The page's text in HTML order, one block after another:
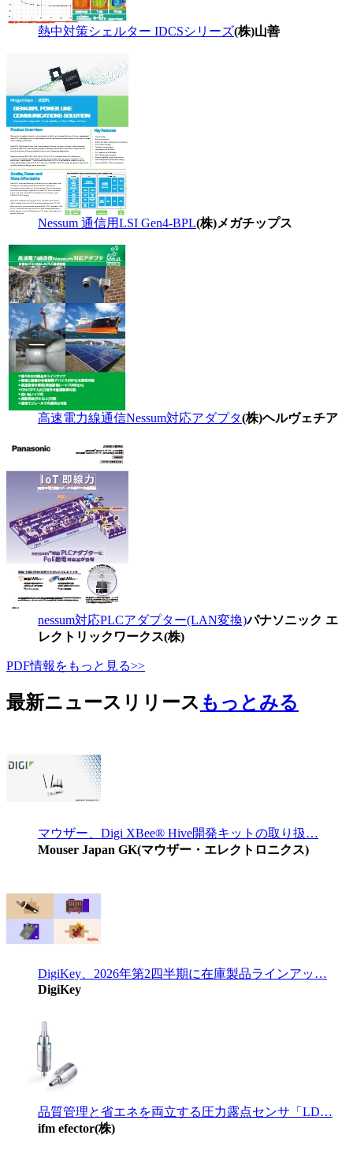
熱中対策シェルター IDCSシリーズ(株)山善
Nessum 通信用LSI Gen4-BPL(株)メガチップス
高速電力線通信Nessum対応アダプタ(株)ヘルヴェチア
nessum対応PLCアダプター(LAN変換)パナソニック エ
レクトリックワークス(株)
PDF情報をもっと見る>>
最新ニュースリリース もっとみる
マウザー、Digi XBee® Hive開発キットの取り扱…
Mouser Japan GK(マウザー・エレクトロニクス)
DigiKey、2026年第2四半期に在庫製品ラインアッ…
DigiKey
品質管理と省エネを両立する圧力露点センサ「LD…
ifm efector(株)